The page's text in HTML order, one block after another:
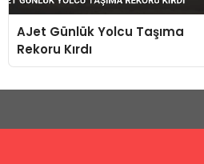
AJet Günlük Yolcu Taşıma
Rekoru Kırdı